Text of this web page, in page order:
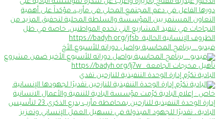
فيديو .. برنامج المحاسبة يواصل دوراته للأسبوع الأخ
البادية تكرّم إدارة الوحدة التنفيذية للنازحين تقدي